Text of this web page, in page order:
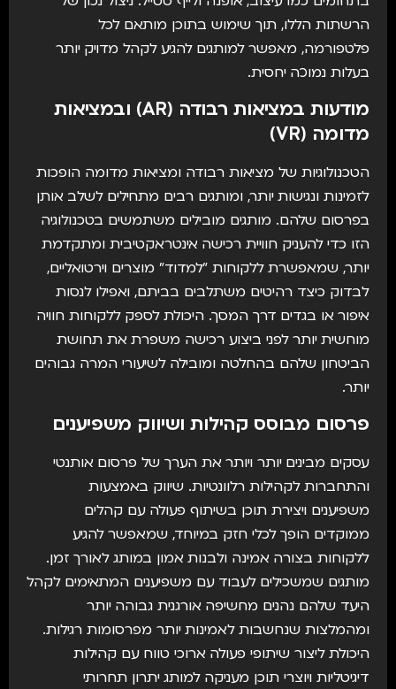
הרשתות הללו, תוך שימוש בתוכן מותאם לכל
פלטפורמה, מאפשר למותגים להגיע לקהל מדויק יותר
בעלות נמוכה יחסית.
מודעות במציאות רבודה (AR) ובמציאות
מדומה (VR)
הטכנולוגיות של מציאות רבודה ומציאות מדומה הופכות
לזמינות ונגישות יותר, ומותגים רבים מתחילים לשלב אותן
בפרסום שלהם. מותגים מובילים משתמשים בטכנולוגיה
הזו כדי להעניק חוויית רכישה אינטראקטיבית ומתקדמת
יותר, שמאפשרת ללקוחות "למדוד" מוצרים וירטואליים,
לבדוק כיצד רהיטים משתלבים בביתם, ואפילו לנסות
איפור או בגדים דרך המסך. היכולת לספק ללקוחות חוויה
מוחשית יותר לפני ביצוע רכישה משפרת את תחושת
הביטחון שלהם בהחלטה ומובילה לשיעורי המרה גבוהים
יותר.
פרסום מבוסס קהילות ושיווק משפיענים
עסקים מבינים יותר ויותר את הערך של פרסום אותנטי
והתחברות לקהילות רלוונטיות. שיווק באמצעות
משפיענים ויצירת תוכן בשיתוף פעולה עם קהלים
ממוקדים הופך לכלי חזק במיוחד, שמאפשר להגיע
ללקוחות בצורה אמינה ולבנות אמון במותג לאורך זמן.
מותגים שמשכילים לעבוד עם משפיענים המתאימים לקהל
היעד שלהם נהנים מחשיפה אורגנית גבוהה יותר
ומהמלצות שנחשבות לאמינות יותר מפרסומות רגילות.
היכולת ליצור שיתופי פעולה ארוכי טווח עם קהילות
דיגיטליות ויוצרי תוכן מעניקה למותג יתרון תחרותי